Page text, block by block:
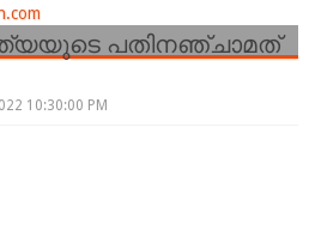
പതിനഞ്ചാമത്
10:30:00 PM